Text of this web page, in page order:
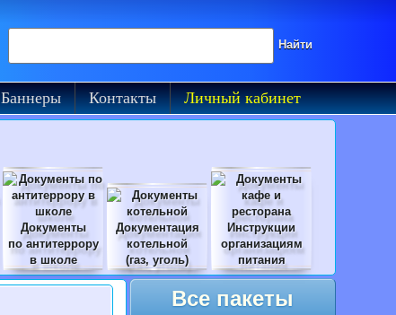
Баннеры Контакты Личный кабинет
Документы
по антитеррору
в школе
Документация
котельной
(газ, уголь)
Инструкции
организациям
питания
Все пакеты